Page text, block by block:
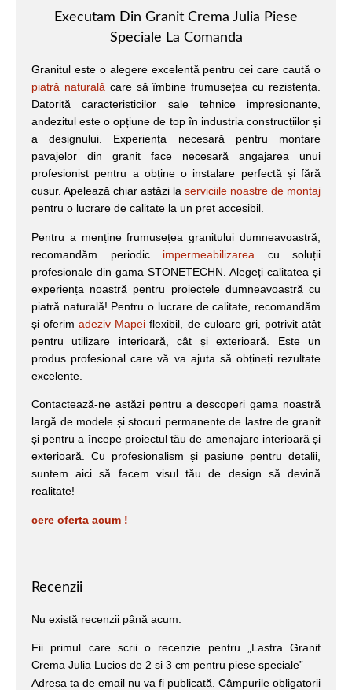
Executam Din Granit Crema Julia Piese
Speciale La Comanda
Granitul este o alegere excelentă pentru cei care caută o
piatră naturalăcare să îmbine frumusețea cu rezistența.
Datorită caracteristicilor sale tehnice impresionante,
andezitul este o opțiune de top în industria construcțiilor și
a designului. Experiența necesară pentru montare
pavajelor din granit face necesară angajarea unui
profesionist pentru a obține o instalare perfectă și fără
cusur. Apelează chiar astăzi la serviciile noastre de montaj
pentru o lucrare de calitate la un preț accesibil.
Pentru a menține frumusețea granitului dumneavoastră,
recomandăm periodic impermeabilizarea cu soluții
profesionale din gama STONETECHN. Alegeți calitatea și
experiența noastră pentru proiectele dumneavoastră cu
piatră naturală! Pentru o lucrare de calitate, recomandăm
și oferimadeziv Mapei flexibil, de culoare gri, potrivit atât
pentru utilizare interioară, cât și exterioară. Este un
produs profesional care vă va ajuta să obțineți rezultate
excelente.
Contactează-ne astăzi pentru a descoperi gama noastră
largă de modele și stocuri permanente de lastre de granit
și pentru a începe proiectul tău de amenajare interioară și
exterioară. Cu profesionalism și pasiune pentru detalii,
suntem aici să facem visul tău de design să devină
realitate!
cere oferta acum !
Recenzii
Nu există recenzii până acum.
Fii primul care scrii o recenzie pentru „Lastra Granit
Crema Julia Lucios de 2 si 3 cm pentru piese speciale”
Adresa ta de email nu va fi publicată. Câmpurile obligatorii